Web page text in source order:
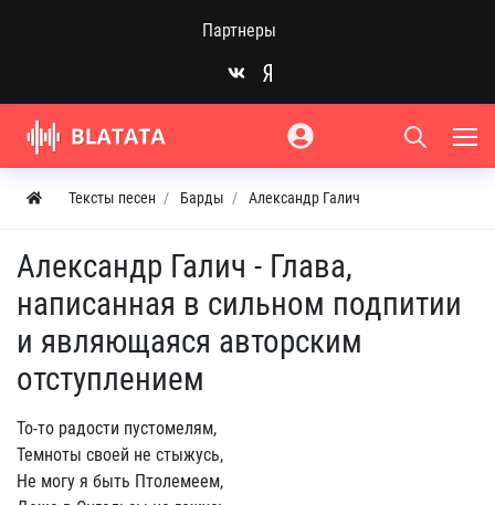
Партнеры
Тексты песен Барды Александр Галич
Александр Галич - Глава,
написанная в сильном подпитии
и являющаяся авторским
отступлением
То-то радости пустомелям,
Темноты своей не стыжусь,
Не могу я быть Птолемеем,